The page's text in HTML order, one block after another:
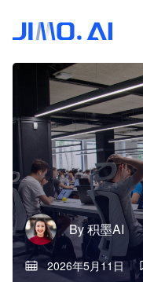
By积墨AI
2026年5月11日